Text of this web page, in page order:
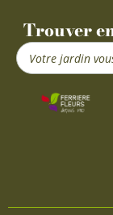
Trouver
Search
...